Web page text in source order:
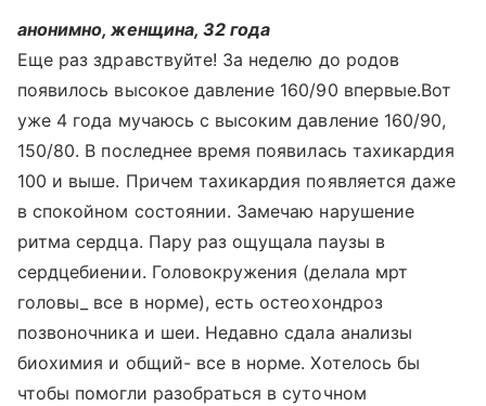
анонимно, женщина, 32 года
Еще раз здравствуйте! За неделю до родов
появилось высокое давление 160/90 впервые.Вот
уже 4 года мучаюсь с высоким давление 160/90,
150/80. В последнее время появилась тахикардия
100 и выше. Причем тахикардия появляется даже
в спокойном состоянии. Замечаю нарушение
ритма сердца. Пару раз ощущала паузы в
сердцебиении. Головокружения (делала мрт
головы_ все в норме), есть остеохондроз
позвоночника и шеи. Недавно сдала анализы
биохимия и общий- все в норме. Хотелось бы
чтобы помогли разобраться в суточном